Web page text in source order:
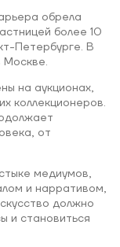
обрела
более 10
Петербурге. В
Москве.
на аукционах,
коллекционеров.
от
медиумов,
и нарративом,
должно
и становиться